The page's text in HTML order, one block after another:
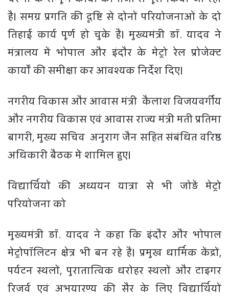
है। समग्र प्रगति की दृष्टि से दोनों परियोजनाओं के दो
तिहाई कार्य पूर्ण हो चुके हैं। मुख्यमंत्री डॉ. यादव ने
मंत्रालय में भोपाल और इंदौर के मेट्रो रेल प्रोजेक्ट
कार्यों की समीक्षा कर आवश्यक निर्देश दिए।
नगरीय विकास और आवास मंत्री कैलाश विजयवर्गीय
और नगरीय विकास एवं आवास राज्य मंत्री मती प्रतिमा
बागरी, मुख्य सचिव अनुराग जैन सहित संबंधित वरिष्ठ
अधिकारी बैठक में शामिल हुए।
विद्यार्थियों की अध्ययन यात्रा से भी जोड़ें मेट्रो
परियोजना को
मुख्यमंत्री डॉ. यादव ने कहा कि इंदौर और भोपाल
मेट्रोपॉलिटन क्षेत्र भी बन रहे हैं। प्रमुख धार्मिक केंद्रों,
पर्यटन स्थलों, पुरातात्विक धरोहर स्थलों और टाइगर
रिजर्व एवं अभयारण्य की सैर के लिए विद्यार्थियों